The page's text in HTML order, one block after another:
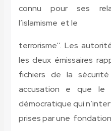
connu pour ses
l’islamisme et le
terrorisme’’. Les
les deux émissaires
fichiers de la
accusation e que le
démocratique qui
prises par une